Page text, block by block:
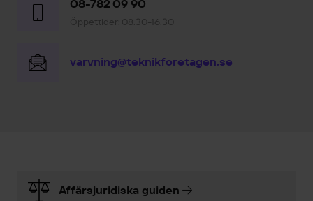
08-782 09 90
Öppettider: 08.30-16.30
varvning@teknikforetagen.se
Affärsjuridiska guiden